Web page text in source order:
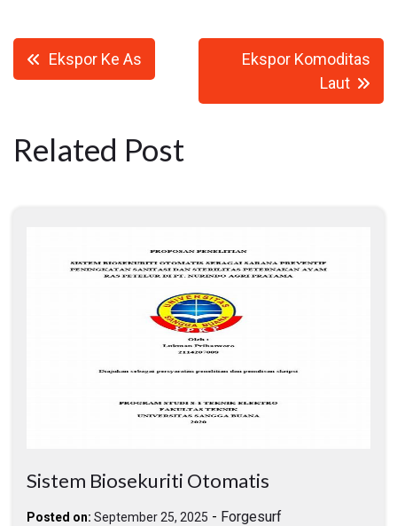
Navigasi
pos
Ekspor Ke As
Ekspor Komoditas
Laut
Related Post
Sistem Biosekuriti Otomatis
Posted on: September 25, 2025 - Forgesurf